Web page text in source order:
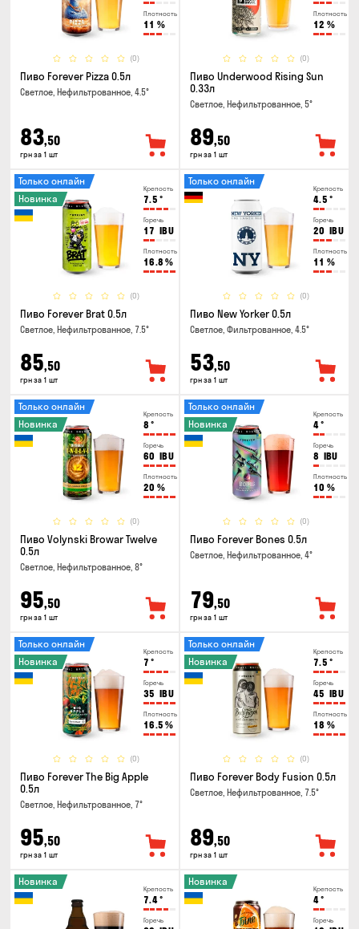
Плотность
11 %
(0)
Пиво Forever Pizza 0.5л
Светлое, Нефильтрованное, 4.5°
83,50
грн за 1 шт
Плотность
12 %
(0)
Пиво Underwood Rising Sun
0.33л
Светлое, Нефильтрованное, 5°
89,50
грн за 1 шт
Крепость
7.5 °
Горечь
17 IBU
Плотность
16.8 %
(0)
Только онлайн
Новинка
Пиво Forever Brat 0.5л
Светлое, Нефильтрованное, 7.5°
85,50
грн за 1 шт
Крепость
4.5 °
Горечь
20 IBU
Плотность
11 %
(0)
Только онлайн
Пиво New Yorker 0.5л
Светлое, Фильтрованное, 4.5°
53,50
грн за 1 шт
Крепость
8 °
Горечь
60 IBU
Плотность
20 %
(0)
Только онлайн
Новинка
Пиво Volynski Browar Twelve
0.5л
Светлое, Нефильтрованное, 8°
95,50
грн за 1 шт
Крепость
4°
Горечь
8 IBU
Плотность
10 %
(0)
Только онлайн
Новинка
Пиво Forever Bones 0.5л
Светлое, Нефильтрованное, 4°
79,50
грн за 1 шт
Крепость
7 °
Горечь
35 IBU
Плотность
16.5 %
(0)
Только онлайн
Новинка
Пиво Forever The Big Apple
0.5л
Светлое, Нефильтрованное, 7°
95,50
грн за 1 шт
Крепость
7.5 °
Горечь
45 IBU
Плотность
18 %
(0)
Только онлайн
Новинка
Пиво Forever Body Fusion 0.5л
Светлое, Нефильтрованное, 7.5°
89,50
грн за 1 шт
Крепость
7.4°
Горечь
Новинка
Крепость
4°
Горечь
Новинка